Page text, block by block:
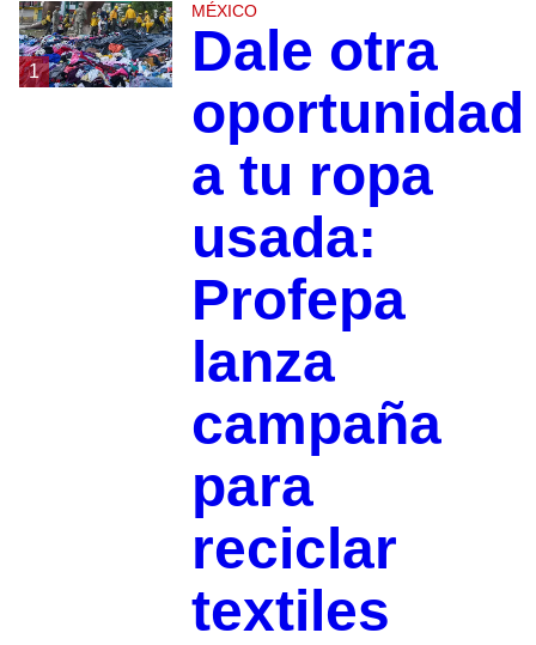
1
MÉXICO
Dale otra
oportunidad
a tu ropa
usada:
Profepa
lanza
campaña
para
reciclar
textiles